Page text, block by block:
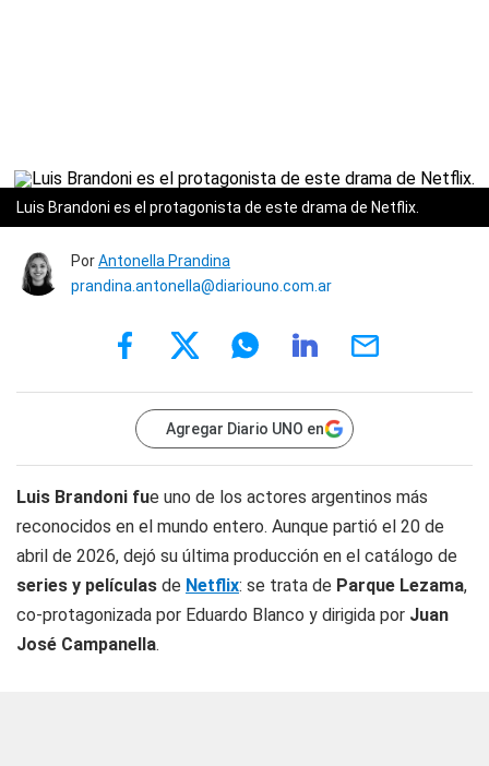
Luis Brandoni es el protagonista de este drama de Netflix.
PorAntonella Prandina
prandina.antonella@diariouno.com.ar
Agregar Diario UNO en
Luis Brandoni fue uno de los actores argentinos más
reconocidos en el mundo entero. Aunque partió el 20 de
abril de 2026, dejó su última producción en el catálogo de
series y películas de Netflix: se trata de Parque Lezama,
co-protagonizada por Eduardo Blanco y dirigida por Juan
José Campanella.